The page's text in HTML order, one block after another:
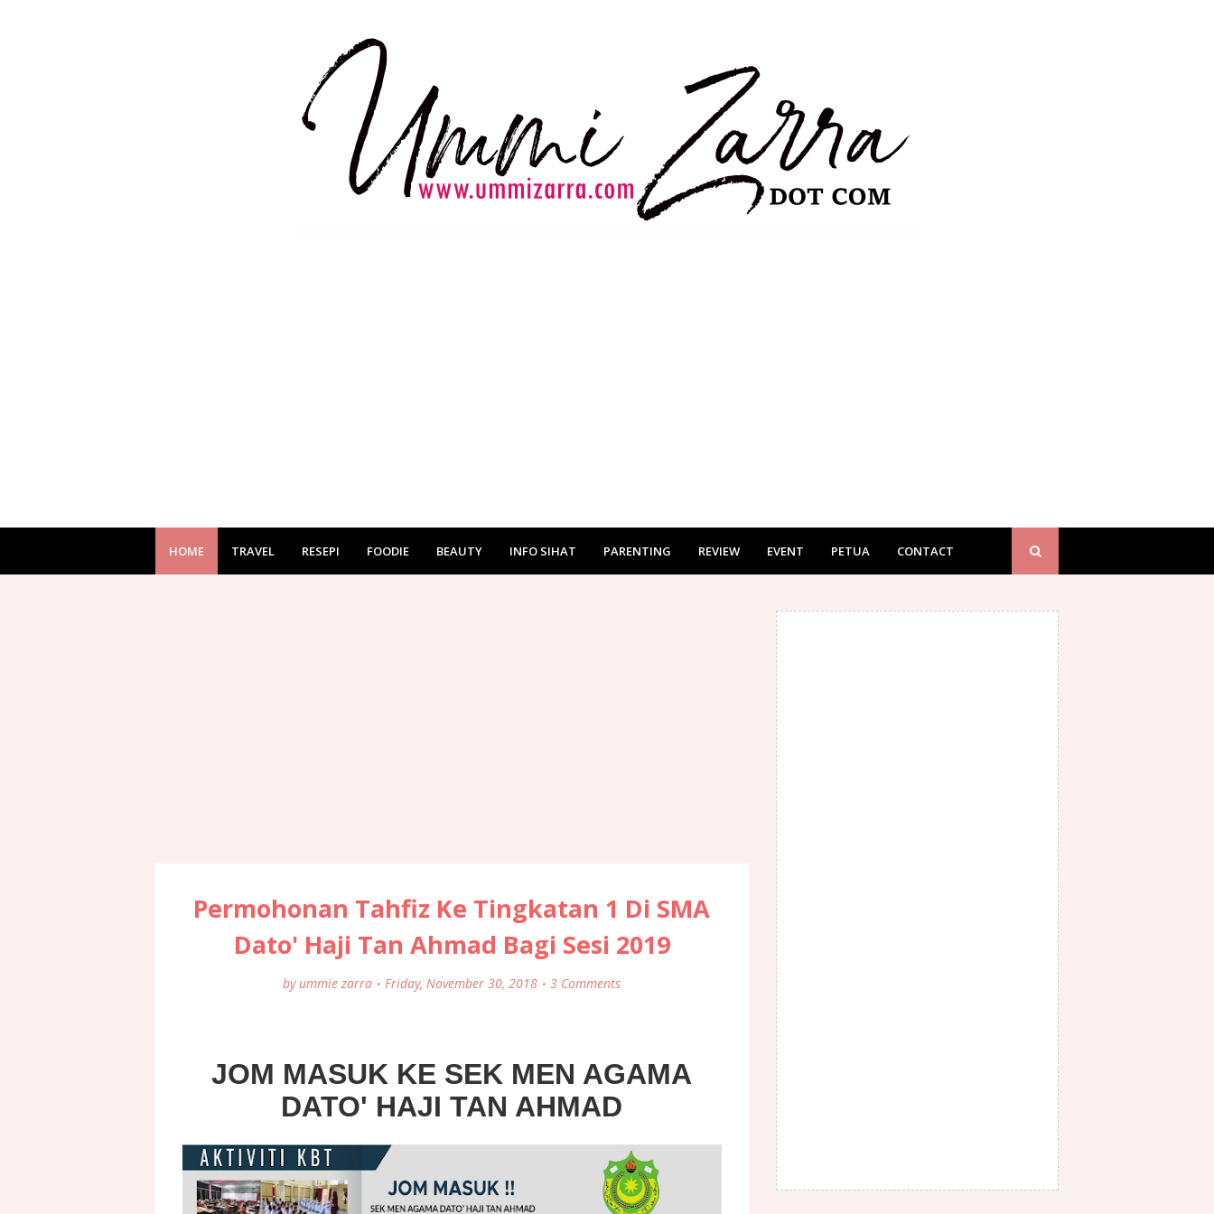
HOME TRAVEL RESEPI FOODIE BEAUTY INFO SIHAT PARENTING REVIEW EVENT PETUA CONTACT
Permohonan Tahfiz Ke Tingkatan 1 Di SMA
Dato' Haji Tan Ahmad Bagi Sesi 2019
by ummie zarra Friday, November 30, 2018 3 Comments
JOM MASUK KE SEK MEN AGAMA
DATO' HAJI TAN AHMAD